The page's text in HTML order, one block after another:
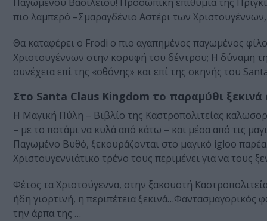
πιο λαμπερό –Σμαραγδένιο Αστέρι των
Θα καταφέρει ο Frodi ο πιο αγαπημένος παγωμένος
Χριστουγέννων στην κορυφή του δέντρου; Η δύναμη
συνέχεια επί της «οθόνης» και επί της σκηνής του
Στο Santa Claus Kingdom το παραμύθι
Η Μαγική Πύλη – Βιβλίο της Καστροπολιτείας
– με το ποτάμι να κυλά από κάτω – και μέσα από τις
Παγωμένο Βυθό, ξεκουράζονται στο μαγικό igloo
Χριστουγεννιάτικο τρένο τους περιμένει για να τους
Φέτος τα Χριστούγεννα, στην ξακουστή
ήδη γιορτινή, η περιπέτεια ξεκινά…Φαντασμαγορικός
την άρπα της …